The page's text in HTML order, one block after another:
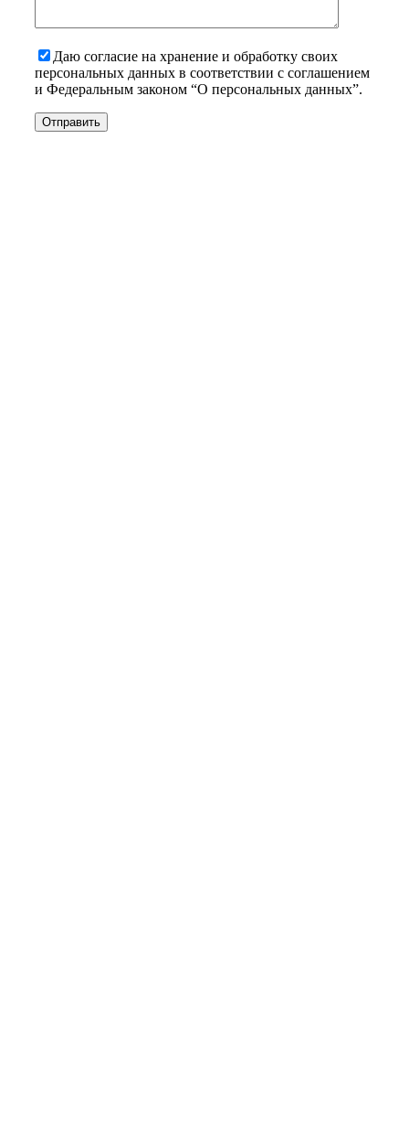
Даю согласие на хранение и обработку своих
персональных данных в соответствии с соглашением
и Федеральным законом “О персональных данных”.